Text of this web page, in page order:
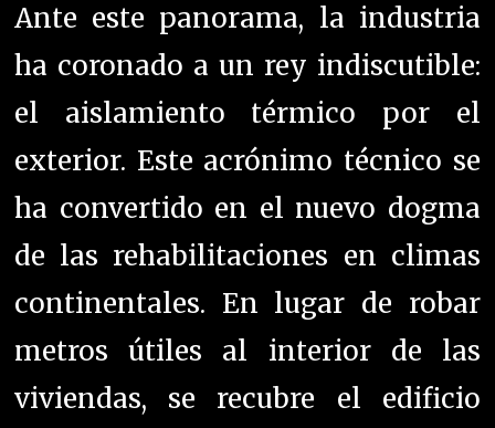
Ante este panorama, la industria
ha coronado a un rey indiscutible:
el aislamiento térmico por el
exterior. Este acrónimo técnico se
ha convertido en el nuevo dogma
de las rehabilitaciones en climas
continentales. En lugar de robar
metros útiles al interior de las
viviendas, se recubre el edificio